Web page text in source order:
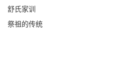
舒氏家训
祭祖的传统